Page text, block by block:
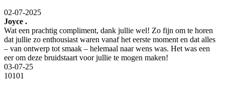
02-07-2025
Joyce .
Wat een prachtig compliment, dank jullie wel! Zo fijn om te horen
dat jullie zo enthousiast waren vanaf het eerste moment en dat alles
– van ontwerp tot smaak – helemaal naar wens was. Het was een
eer om deze bruidstaart voor jullie te mogen maken!
03-07-25
10101